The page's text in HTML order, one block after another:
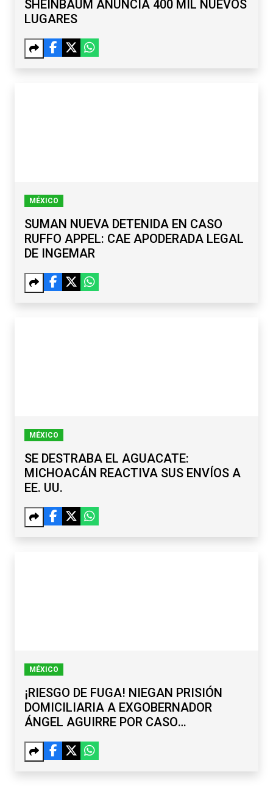
SHEINBAUM ANUNCIA 400 MIL NUEVOS
LUGARES
MÉXICO
SUMAN NUEVA DETENIDA EN CASO
RUFFO APPEL: CAE APODERADA LEGAL
DE INGEMAR
MÉXICO
SE DESTRABA EL AGUACATE:
MICHOACÁN REACTIVA SUS ENVÍOS A
EE. UU.
MÉXICO
¡RIESGO DE FUGA! NIEGAN PRISIÓN
DOMICILIARIA A EXGOBERNADOR
ÁNGEL AGUIRRE POR CASO